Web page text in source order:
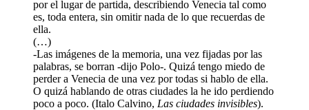
por el lugar de partida, describiendo Venecia tal como
es, toda entera, sin omitir nada de lo que recuerdas de
ella.
(…)
-Las imágenes de la memoria, una vez fijadas por las
palabras, se borran -dijo Polo-. Quizá tengo miedo de
perder a Venecia de una vez por todas si hablo de ella.
O quizá hablando de otras ciudades la he ido perdiendo
poco a poco. (Italo Calvino, Las ciudades invisibles).